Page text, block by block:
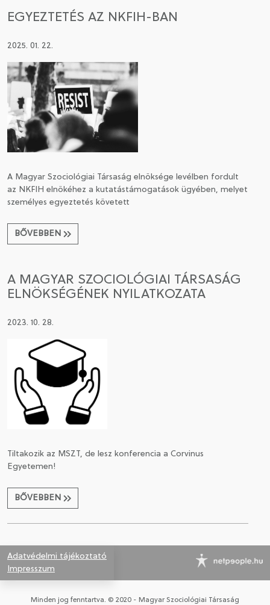
EGYEZTETÉS AZ NKFIH-BAN
2025. 01. 22.
A Magyar Szociológiai Társaság elnöksége levélben fordult
az NKFIH elnökéhez a kutatástámogatások ügyében, melyet
személyes egyeztetés követett
BŐVEBBEN
A MAGYAR SZOCIOLÓGIAI TÁRSASÁG
ELNÖKSÉGÉNEK NYILATKOZATA
2023. 10. 28.
Tiltakozik az MSZT, de lesz konferencia a Corvinus
Egyetemen!
BŐVEBBEN
Adatvédelmi tájékoztató
Impresszum
Minden jog fenntartva. © 2020 - Magyar Szociológiai Társaság